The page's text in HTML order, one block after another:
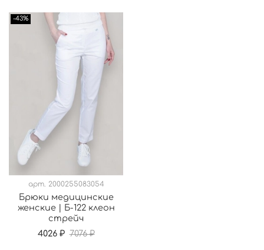
-43%
арт. 2000255083054
Брюки медицинские
женские | Б-122 клеон
стрейч
4026 ₽ 7076 ₽